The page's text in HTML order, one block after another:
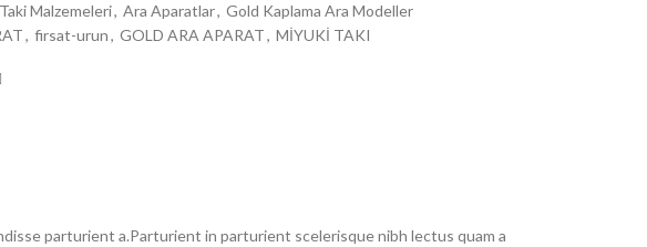
Malzemeleri, Ara Aparatlar, Gold Kaplama Ara Modeller
, firsat-urun, GOLD ARA APARAT, MİYUKİ TAKI
parturient a.Parturient in parturient scelerisque nibh lectus quam a